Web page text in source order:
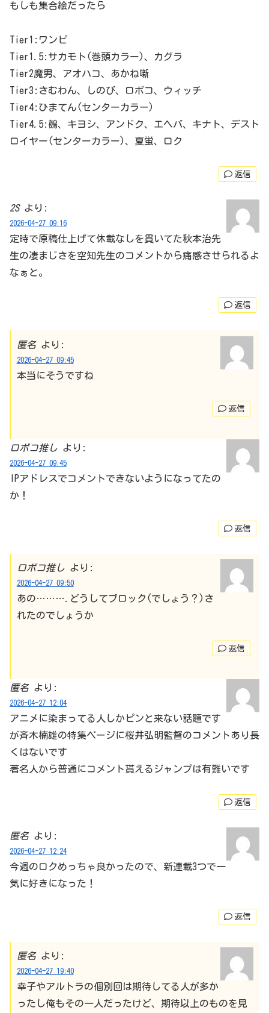
もしも集合絵だったら
Tier1:ワンピ
Tier1.5:サカモト(巻頭カラー)、カグラ
Tier2魔男、アオハコ、あかね噺
Tier3:さむわん、しのび、ロボコ、ウィッチ
Tier4:ひまてん(センターカラー)
Tier4.5:鵺、キヨシ、アンドク、エヘバ、キナト、デスト
ロイヤー(センターカラー)、夏蛍、ロク
返信
2S より:
2026-04-27 09:16
定時で原稿仕上げて休載なしを貫いてた秋本治先
生の凄まじさを空知先生のコメントから痛感させられるよ
なぁと。
返信
匿名 より:
2026-04-27 09:45
本当にそうですね
返信
ロボコ推し より:
2026-04-27 09:45
IPアドレスでコメントできないようになってたの
か！
返信
ロボコ推し より:
2026-04-27 09:50
あの……….どうしてブロック(でしょう？)さ
れたのでしょうか
返信
匿名 より:
2026-04-27 12:04
アニメに染まってる人しかピンと来ない話題です
が斉木楠雄の特集ページに桜井弘明監督のコメントあり長
くはないです
著名人から普通にコメント貰えるジャンプは有難いです
返信
匿名 より:
2026-04-27 12:24
今週のロクめっちゃ良かったので、新連載3つで一
気に好きになった！
返信
匿名 より:
2026-04-27 19:40
幸子やアルトラの個別回は期待してる人が多か
ったし俺もその一人だったけど、期待以上のものを見